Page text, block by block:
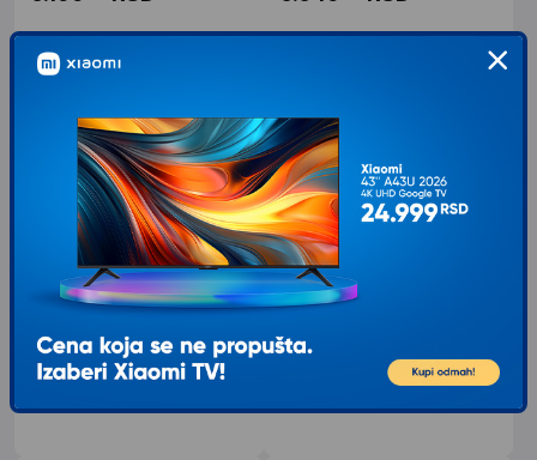
GORENJE OPTIHEAT 2000MP
rade na principu norveških
radijatora, omogućavaju brzo
grejanje
GORENJE Ovlaživač vazduha
H50W
Model Gorenje H50W Tip Ovlaživač
vazduha Površina pokrivenosti 20
m² Automatsko isključivanje Da